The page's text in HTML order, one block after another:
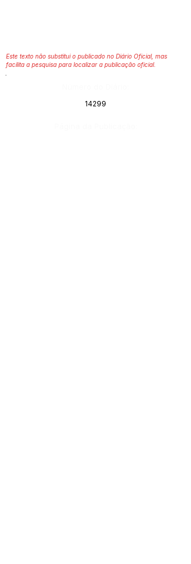
Este texto não substitui o publicado no Diário Oficial, mas
facilita a pesquisa para localizar a publicação oficial.
14299